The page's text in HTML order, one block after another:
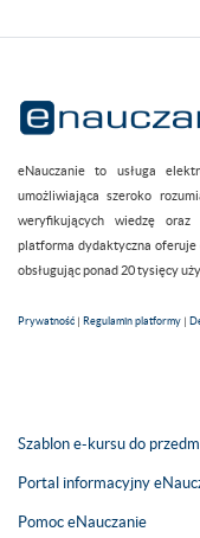
eNauczanie to usługa
umożliwiająca szeroko
weryfikujących wiedzę oraz
platforma dydaktyczna oferuje
obsługując ponad 20 tysięcy
Prywatność | Regulamin platformy |
Szablon e-kursu do
Portal informacyjny
Pomoc eNauczanie